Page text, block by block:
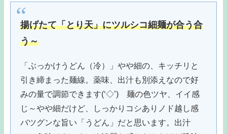
揚げたて「とり天」にツルシコ細麺が合う合
う～
「ぶっかけうどん（冷）」やや細の、キッチリと
引き締まった麺線。薬味、出汁も別添えなので好
みの量で調節できます(‘◇’)ゞ麺の色ツヤ、イイ感
じ～やや細だけど、しっかりコシありノド越し感
バツグンな旨い「うどん」だと思います。出汁